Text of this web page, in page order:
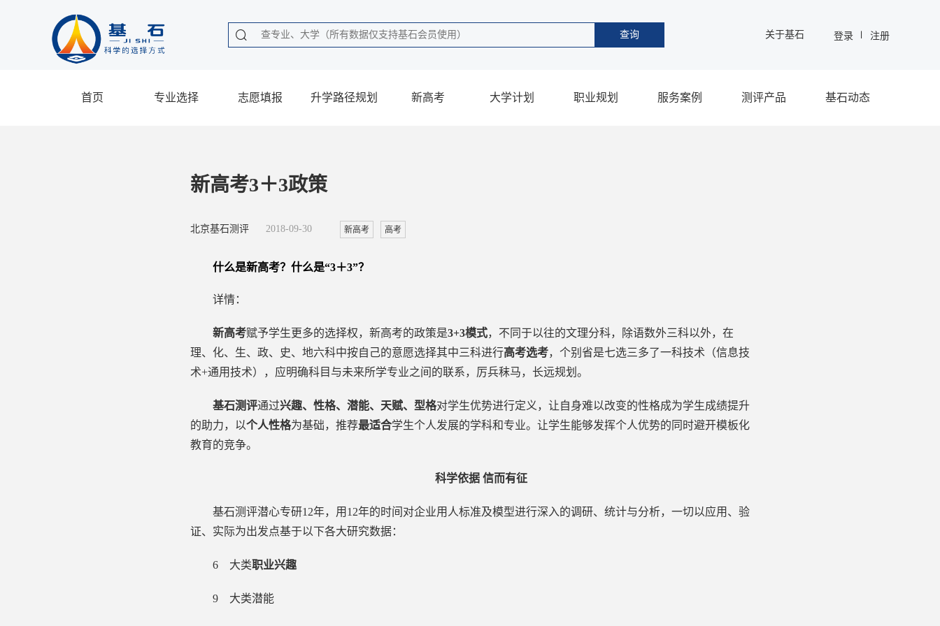
查询 关于基石 登录 注册
首页 专业选择 志愿填报 升学路径规划 新高考 大学计划 职业规划 服务案例 测评产品 基石动态
新高考3＋3政策
北京基石测评 2018-09-30 新高考 高考
什么是新高考？什么是“3＋3”？
详情：
新高考赋予学生更多的选择权，新高考的政策是3+3模式，不同于以往的文理分科，除语数外三科以外，在
理、化、生、政、史、地六科中按自己的意愿选择其中三科进行高考选考，个别省是七选三多了一科技术（信息技
术+通用技术），应明确科目与未来所学专业之间的联系，厉兵秣马，长远规划。
基石测评通过兴趣、性格、潜能、天赋、型格对学生优势进行定义， 让自身难以改变的性格成为学生成绩提升
的助力，以个人性格为基础，推荐最适合学生个人发展的学科和专业。让学生能够发挥个人优势的同时避开模板化
教育的竞争。
科学依据 信而有征
基石测评潜心专研12年，用 12年的时间对企业用人标准及模型进行深入的调研、统计与分析，一切以应用、验
证、实际为出发点基于以下各大研究数据：
6 大类职业兴趣
9 大类潜能